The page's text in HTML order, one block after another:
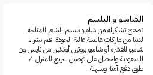
IL SALONE MILANO
ISDIN
It's a 10
Jardin D Oleane
الشامبو و البلسم
تصفح تشكيلة من شامبو بلسم الشعر المتاحة
لدينا من ماركات عالمية عالية الجودة. قم بشراء
شامبو للقشرة أو شامبو بروتين أونلاين من نايس ون
السعودية واحصل على توصيل سريع للمنزل ✓
طرق دفع آمنة وسهلة.